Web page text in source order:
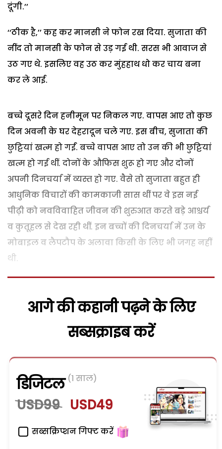
दूंगी.’’
‘‘ठीक है,’’ कह कर मानसी ने फोन रख दिया. सुजाता की
नींद तो मानसी के फोन से उड़ गई थी. सरस भी आवाज से
उठ गए थे. इसलिए वह उठ कर मुंहहाथ धो कर चाय बना
कर ले आई.
बच्चे दूसरे दिन हनीमून पर निकल गए. वापस आए तो कुछ
दिन अवनी के घर देहरादून चले गए. इस बीच, सुजाता की
छुट्टियां खत्म हो गईं. बच्चे वापस आए तो उन की भी छुट्टियां
खत्म हो गई थीं. दोनों के औफिस शुरू हो गए और दोनों
अपनी दिनचर्या में व्यस्त हो गए. वैसे तो सुजाता बहुत ही
आधुनिक विचारों की कामकाजी सास थीं पर वे इस नई
पीढ़ी को नवविवाहित जीवन की शुरुआत करते बड़े आश्चर्य
व कुतूहल से देख रही थीं. इन बच्चों की दिनचर्या में उन के
मोबाइल व लैपटौप के अलावा किसी के लिए भी जगह नहीं
थी.
आगे की कहानी पढ़ने के लिए
सब्सक्राइब करें
डिजिटल (1 साल)
USD99 USD49
सब्सक्रिप्शन गिफ्ट करें